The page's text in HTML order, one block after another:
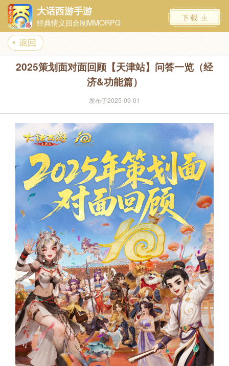
大话西游手游
经典情义回合制MMORPG
2025策划面对面回顾【天津站】问答一览（经
济&功能篇）
发布于2025-09-01